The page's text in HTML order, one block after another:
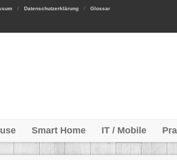
Datenschutzerklärung Glossar
Smart Home IT / Mobile